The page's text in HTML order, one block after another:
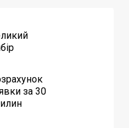
за 30